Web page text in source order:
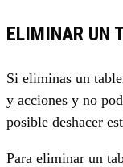
ELIMINAR UN
Si eliminas un
y acciones y no
posible deshacer
Para eliminar un